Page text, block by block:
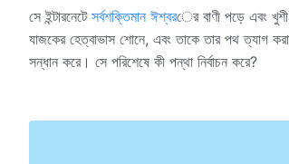
সে ইন্টারনেটে সর্বশক্তিমান ঈশ্বরের বাণী পড়ে এবং
যাজকের হেত্বাভাস শোনে, এবং তাকে তার পথ ত্যাগ
সন্ধান করে। সে পরিশেষে কী পন্থা নির্বাচন করে?